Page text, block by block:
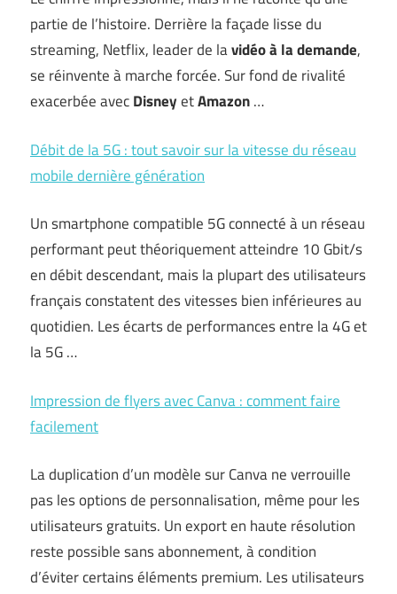
partie de l’histoire. Derrière la façade lisse du
streaming, Netflix, leader de lavidéo à la demande,
se réinvente à marche forcée. Sur fond de rivalité
exacerbée avecDisneyetAmazon…
Débit de la 5G : tout savoir sur la vitesse du réseau
mobile dernière génération
Un smartphone compatible 5G connecté à un réseau
performant peut théoriquement atteindre 10 Gbit/s
en débit descendant, mais la plupart des utilisateurs
français constatent des vitesses bien inférieures au
quotidien. Les écarts de performances entre la 4G et
la 5G …
Impression de flyers avec Canva : comment faire
facilement
La duplication d’un modèle sur Canva ne verrouille
pas les options de personnalisation, même pour les
utilisateurs gratuits. Un export en haute résolution
reste possible sans abonnement, à condition
d’éviter certains éléments premium. Les utilisateurs